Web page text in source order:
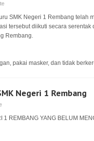
SMK Negeri 1 Rembang telah
tersebut diikuti secara
Rembang.
pakai masker, dan tidak
Negeri 1 Rembang
1 REMBANG YANG BELUM